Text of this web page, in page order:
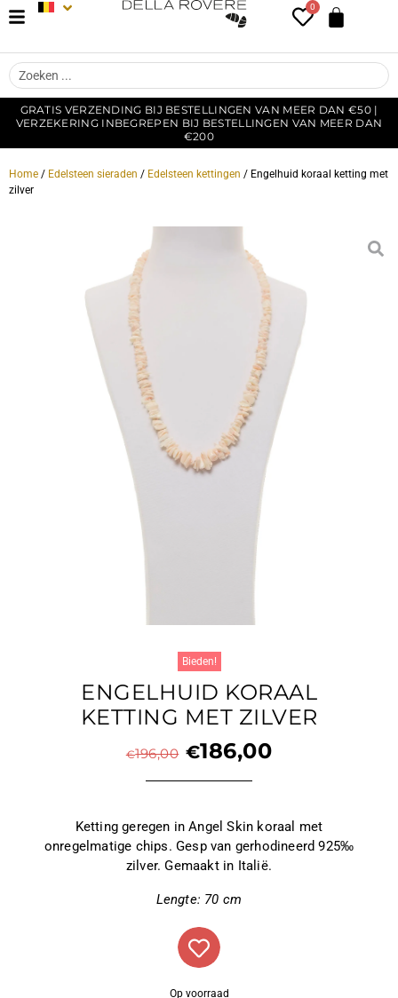
0
GRATIS VERZENDING BIJ BESTELLINGEN VAN MEER DAN €50 |
VERZEKERING INBEGREPEN BIJ BESTELLINGEN VAN MEER DAN
€200
Home / Edelsteen sieraden / Edelsteen kettingen / Engelhuid koraal ketting met
zilver
Bieden!
ENGELHUID KORAAL
KETTING MET ZILVER
€196,00 €186,00
Ketting geregen in Angel Skin koraal met
onregelmatige chips. Gesp van gerhodineerd 925‰
zilver. Gemaakt in Italië.
Lengte: 70 cm
Op voorraad